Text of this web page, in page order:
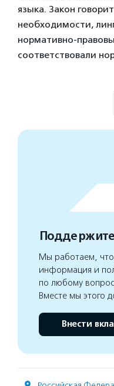
языка. Закон
необходимости,
нормативно-
соответствовали
Мы работаем,
информация и
по любому
Вместе мы этого
Внести